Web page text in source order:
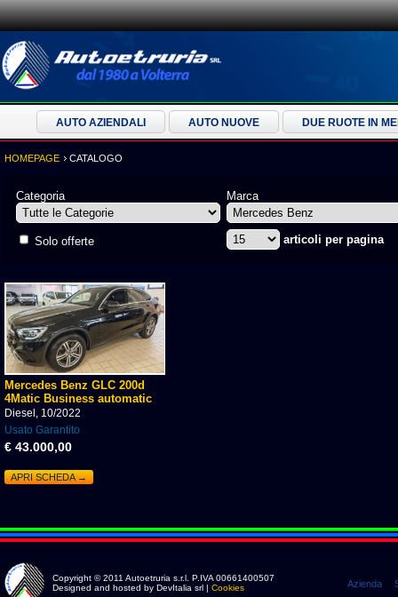
AUTO AZIENDALI AUTO NUOVE DUE RUOTE IN
HOMEPAGE CATALOGO
Categoria Marca
Solo offerte articoli per pagina
Mercedes Benz GLC 200d
4Matic Business automatic
Diesel, 10/2022
Usato Garantito
€ 43.000,00
APRI SCHEDA →
Copyright © 2011 Autoetruria s.r.l. P.IVA 00661400507
Designed and hosted by DevItalia srl | Cookies Azienda